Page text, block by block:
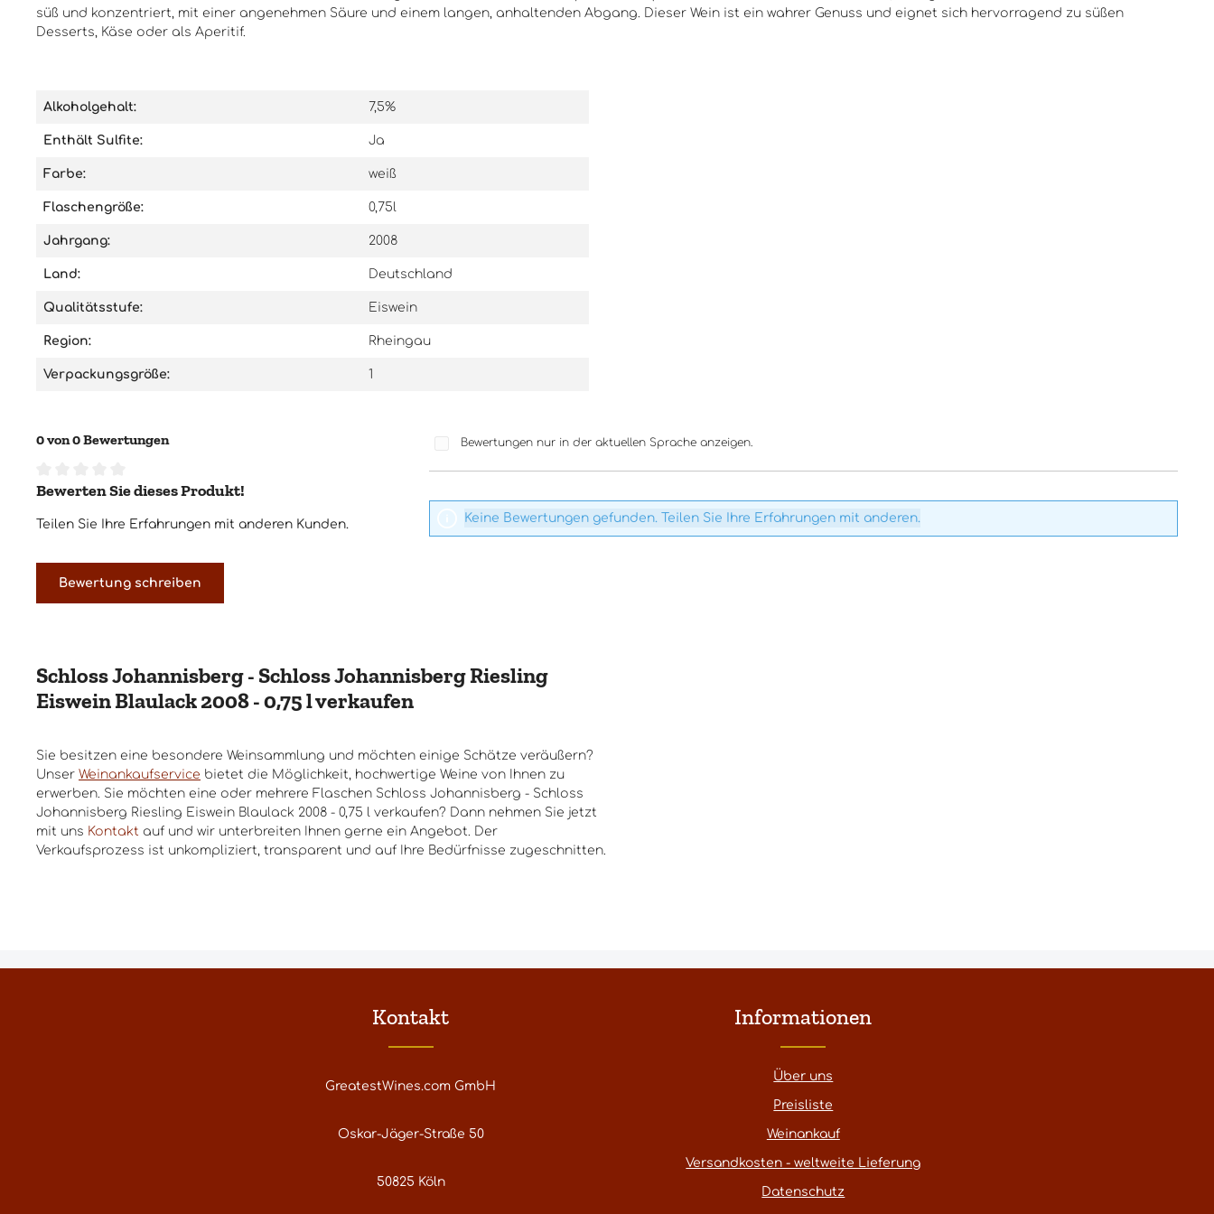
hervorragend zu Desserts, Käse
oder einfach als Aperitif. Er wird
in einer 0,7-Liter-Flasche geliefert
Weinliebhaber.
ist auch ein großartiges
Geschenk für Weinliebhaber und
Goldlack Goldkapsel 1945 ist ein
perfekter Begleiter zu Desserts,
1943 ist ein Wein für besondere
Anlässe und ein wahrer Genuss
süß und konzentriert, mit einer angenehmen Säure und einem langen, anhaltenden Abgang. Dieser Wein ist ein wahrer Genuss und eignet sich hervorragend zu süßen
Desserts, Käse oder als Aperitif.
Alkoholgehalt: 7,5%
Enthält Sulfite: Ja
Farbe: weiß
Flaschengröße: 0,75l
Jahrgang: 2008
Land: Deutschland
Qualitätsstufe: Eiswein
Region: Rheingau
Verpackungsgröße: 1
0 von 0 Bewertungen
Durchschnittliche Bewertung von 0 von 5 Sternen
Bewerten Sie dieses Produkt!
Teilen Sie Ihre Erfahrungen mit anderen Kunden.
Bewertung schreiben
Bewertungen nur in der aktuellen Sprache anzeigen.
Keine Bewertungen gefunden. Teilen Sie Ihre Erfahrungen mit anderen.
Schloss Johannisberg - Schloss Johannisberg Riesling
Eiswein Blaulack 2008 - 0,75 l verkaufen
Sie besitzen eine besondere Weinsammlung und möchten einige Schätze veräußern?
Unser Weinankaufservice bietet die Möglichkeit, hochwertige Weine von Ihnen zu
erwerben. Sie möchten eine oder mehrere Flaschen Schloss Johannisberg - Schloss
Johannisberg Riesling Eiswein Blaulack 2008 - 0,75 l verkaufen? Dann nehmen Sie jetzt
mit uns Kontakt auf und wir unterbreiten Ihnen gerne ein Angebot. Der
Verkaufsprozess ist unkompliziert, transparent und auf Ihre Bedürfnisse zugeschnitten.
Kontakt
GreatestWines.com GmbH
Oskar-Jäger-Straße 50
50825 Köln
Informationen
Über uns
Preisliste
Weinankauf
Versandkosten - weltweite Lieferung
Datenschutz